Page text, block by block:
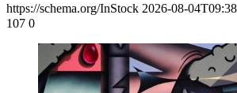
https://schema.org/InStock 2026-08-
107 0